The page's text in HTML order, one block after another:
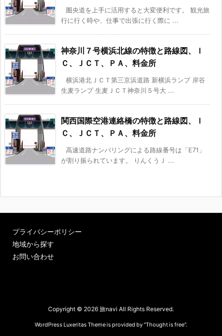
圏央道を上手に活用すると大変便利です。 観光旅
行に行く時や、仕事で出張に行く際に ...
神奈川７号横浜北線の特徴と路線図、Ｉ
Ｃ、ＪＣＴ、ＰＡ、料金所
横浜港北ＪＣＴ第三京浜道路 新横浜ランプ 岸谷
生麦ランプ 生麦ＪＣＴ神奈川５号大 ...
関西国際空港連絡橋の特徴と路線図、Ｉ
Ｃ、ＪＣＴ、ＰＡ、料金所
高速道路ナンバリングによる路線番号は「E71」
が割り振られています。 りんくうＪ ...
プライバシーポリシー
地域から探す
お問い合わせ
Copyright © 2026 旅navi All Rights Reserved.
WordPress Luxeritas Theme is provided by "Thought is free".